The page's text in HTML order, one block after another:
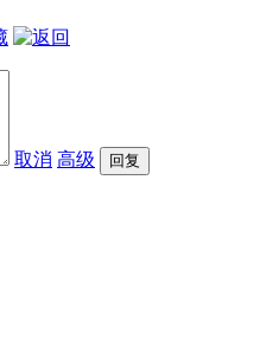
取消 高级